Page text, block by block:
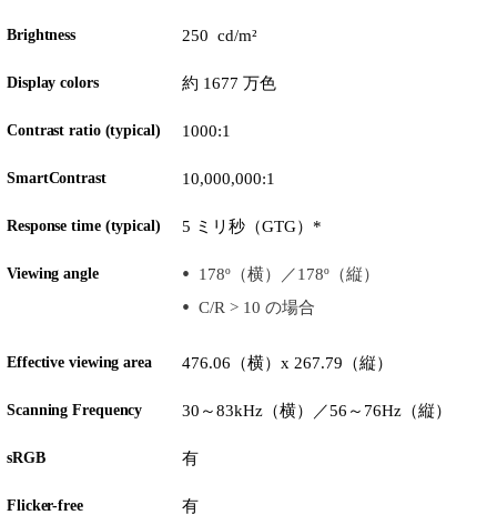
Brightness 250 cd/m²
Display colors 約 1677 万色
Contrast ratio (typical) 1000:1
SmartContrast 10,000,000:1
Response time (typical) 5 ミリ秒（GTG）*
Viewing angle
178º（横）／178º（縦）
C/R > 10 の場合
Effective viewing area 476.06（横）x 267.79（縦）
Scanning Frequency 30～83kHz（横）／56～76Hz（縦）
sRGB 有
Flicker-free 有